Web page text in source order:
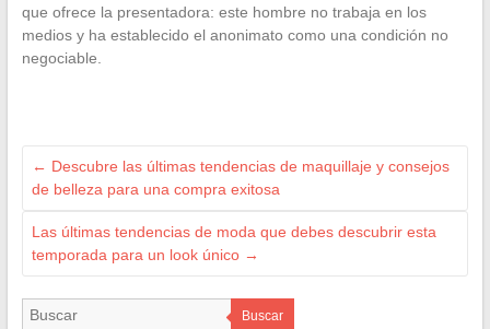
que ofrece la presentadora: este hombre no trabaja en los
medios y ha establecido el anonimato como una condición no
negociable.
← Descubre las últimas tendencias de maquillaje y consejos
de belleza para una compra exitosa
Las últimas tendencias de moda que debes descubrir esta
temporada para un look único →
Buscar